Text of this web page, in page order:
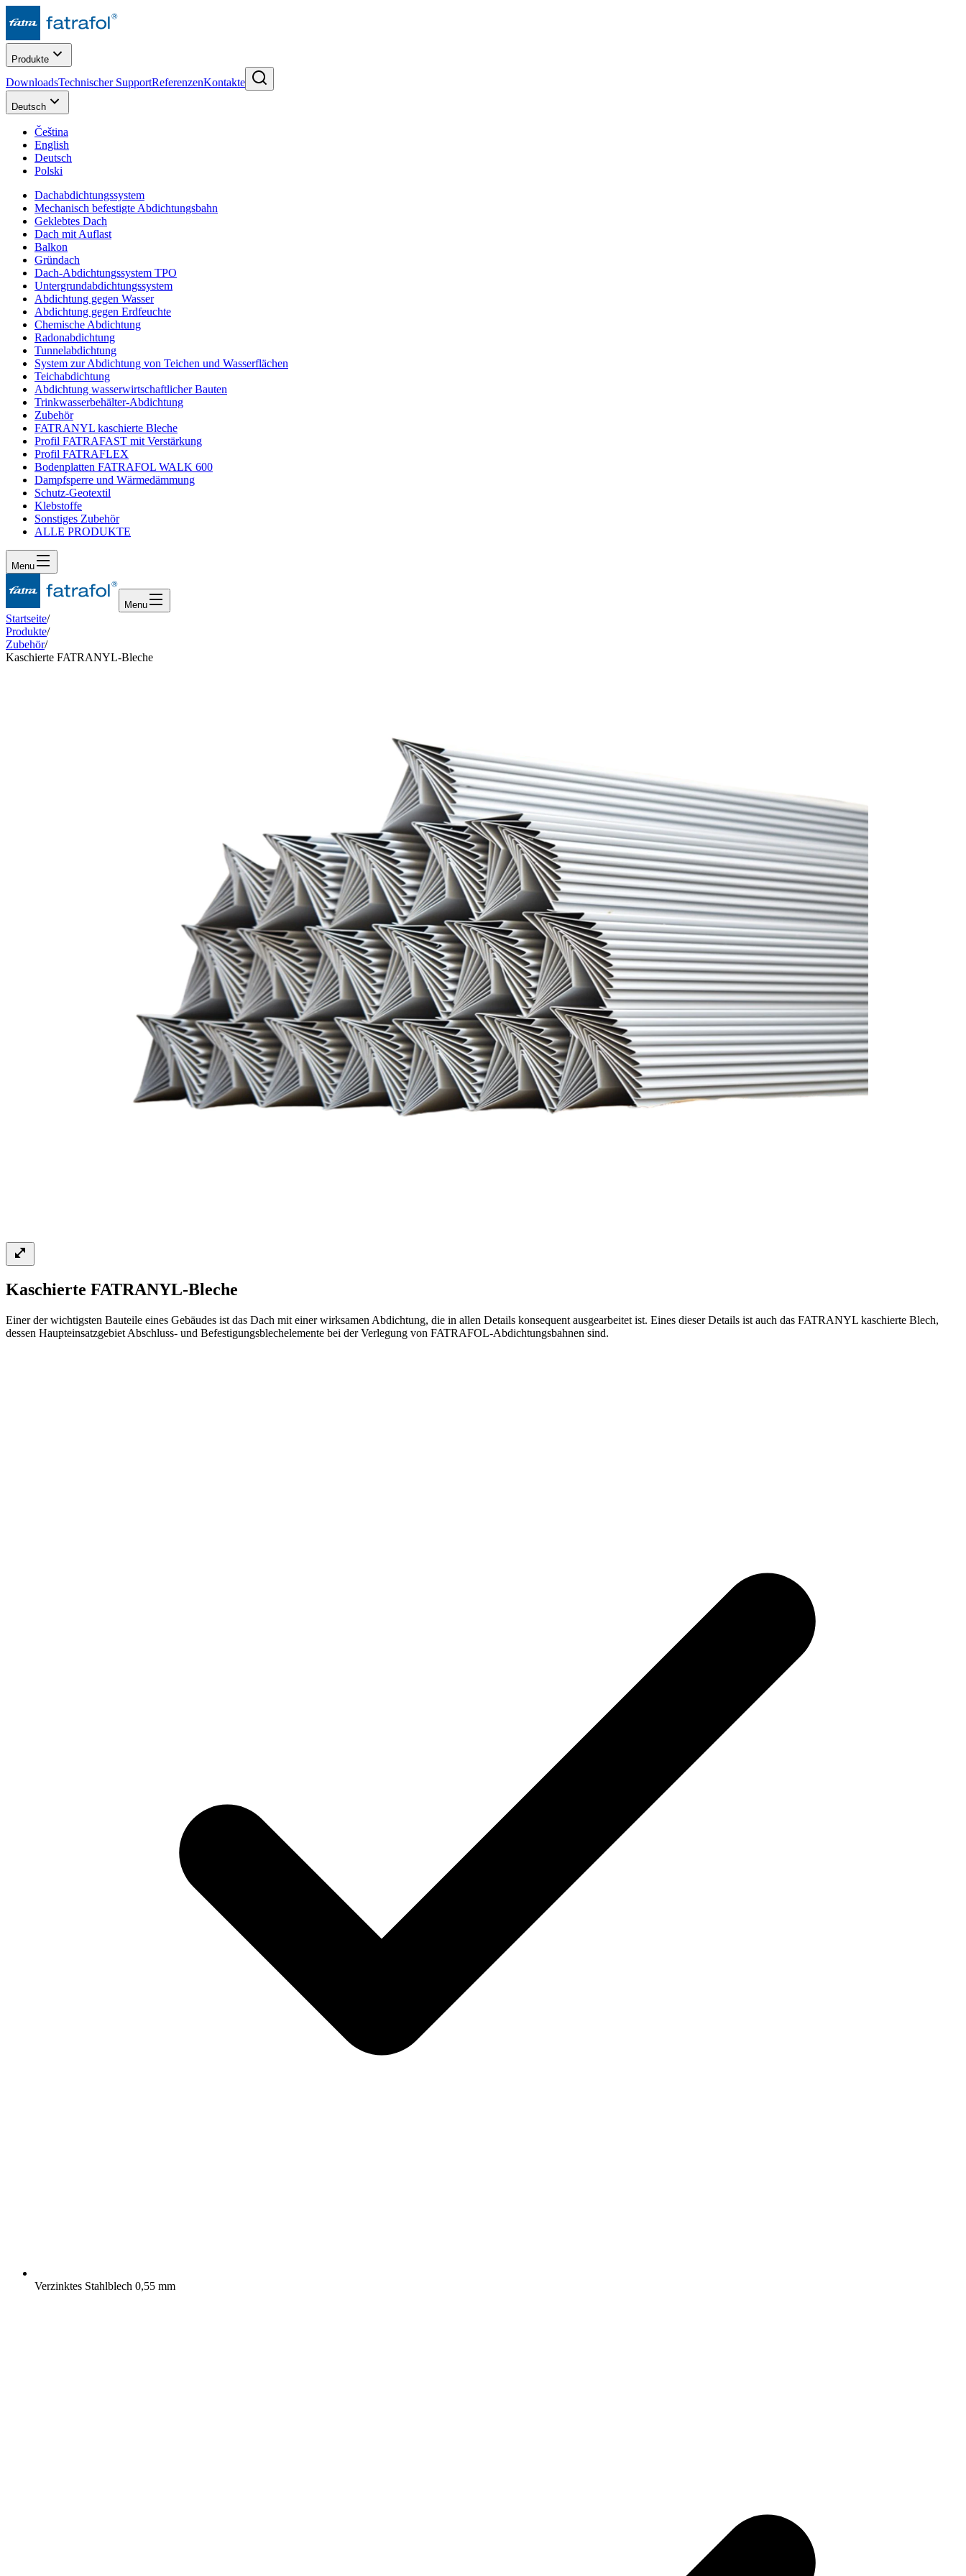
Produkte
DownloadsTechnischer SupportReferenzenKontakte
Deutsch
Čeština
English
Deutsch
Polski
Dachabdichtungssystem
Mechanisch befestigte Abdichtungsbahn
Geklebtes Dach
Dach mit Auflast
Balkon
Gründach
Dach-Abdichtungssystem TPO
Untergrundabdichtungssystem
Abdichtung gegen Wasser
Abdichtung gegen Erdfeuchte
Chemische Abdichtung
Radonabdichtung
Tunnelabdichtung
System zur Abdichtung von Teichen und Wasserflächen
Teichabdichtung
Abdichtung wasserwirtschaftlicher Bauten
Trinkwasserbehälter-Abdichtung
Zubehör
FATRANYL kaschierte Bleche
Profil FATRAFAST mit Verstärkung
Profil FATRAFLEX
Bodenplatten FATRAFOL WALK 600
Dampfsperre und Wärmedämmung
Schutz-Geotextil
Klebstoffe
Sonstiges Zubehör
ALLE PRODUKTE
Menu
Menu
Startseite/
Produkte/
Zubehör/
Kaschierte FATRANYL-Bleche
Kaschierte FATRANYL-Bleche
Einer der wichtigsten Bauteile eines Gebäudes ist das Dach mit einer wirksamen Abdichtung, die in allen Details konsequent ausgearbeitet ist. Eines dieser Details ist auch das FATRANYL kaschierte Blech,
dessen Haupteinsatzgebiet Abschluss- und Befestigungsblechelemente bei der Verlegung von FATRAFOL-Abdichtungsbahnen sind.
Verzinktes Stahlblech 0,55 mm